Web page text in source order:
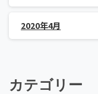
2020年4月
カテゴリー